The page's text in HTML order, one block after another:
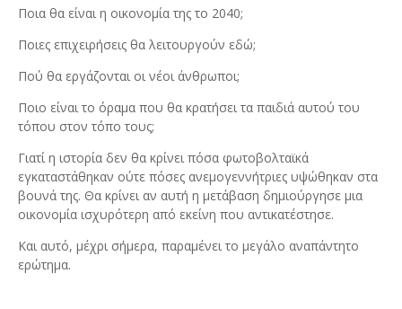
Ποια θα είναι η οικονομία της το 2040;
Ποιες επιχειρήσεις θα λειτουργούν εδώ;
Πού θα εργάζονται οι νέοι άνθρωποι;
Ποιο είναι το όραμα που θα κρατήσει τα παιδιά αυτού του
τόπου στον τόπο τους;
Γιατί η ιστορία δεν θα κρίνει πόσα φωτοβολταϊκά
εγκαταστάθηκαν ούτε πόσες ανεμογεννήτριες υψώθηκαν στα
βουνά της. Θα κρίνει αν αυτή η μετάβαση δημιούργησε μια
οικονομία ισχυρότερη από εκείνη που αντικατέστησε.
Και αυτό, μέχρι σήμερα, παραμένει το μεγάλο αναπάντητο
ερώτημα.